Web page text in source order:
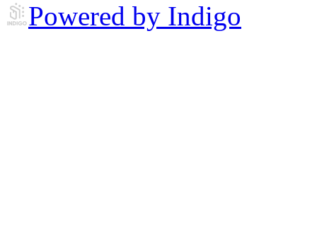
Powered by Indigo